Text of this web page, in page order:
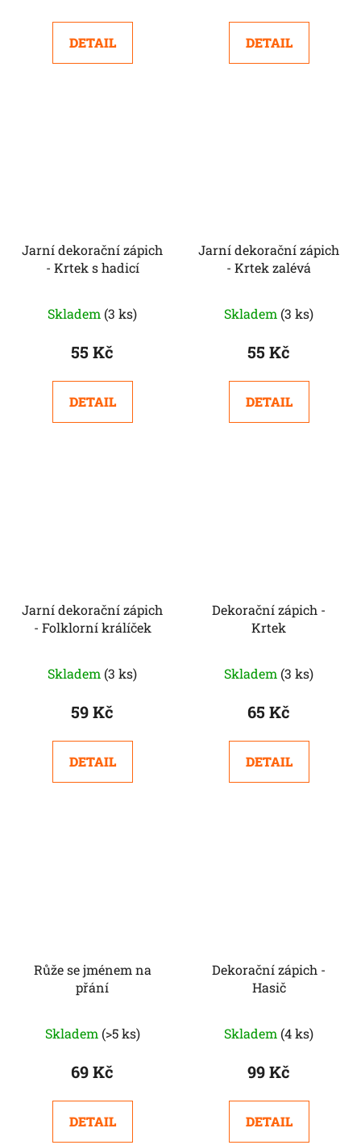
DETAIL DETAIL
Jarní dekorační zápich
- Krtek s hadicí
Skladem (3 ks)
55 Kč
DETAIL
Jarní dekorační zápich
- Krtek zalévá
Skladem (3 ks)
55 Kč
DETAIL
Jarní dekorační zápich
- Folklorní králíček
Skladem (3 ks)
59 Kč
DETAIL
Dekorační zápich -
Krtek
Skladem (3 ks)
65 Kč
DETAIL
Růže se jménem na
přání
Skladem (>5 ks)
69 Kč
DETAIL
Dekorační zápich -
Hasič
Skladem (4 ks)
99 Kč
DETAIL